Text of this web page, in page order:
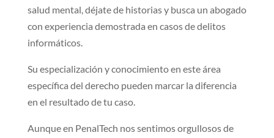
salud mental, déjate de historias y busca un abogado
con experiencia demostrada en casos de delitos
informáticos.
Su especialización y conocimiento en este área
específica del derecho pueden marcar la diferencia
en el resultado de tu caso.
Aunque en PenalTech nos sentimos orgullosos de